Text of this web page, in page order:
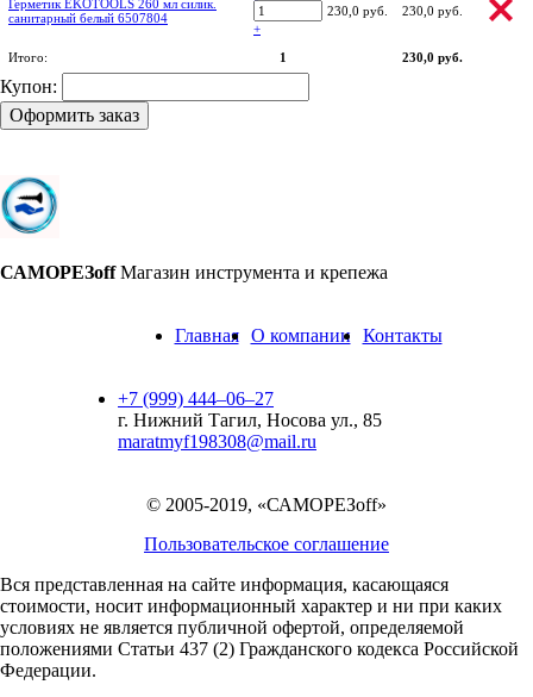
Герметик EKOTOOLS 260 мл силик.
санитарный белый 6507804
+
230,0 руб. 230,0 руб.
Итого: 1 230,0 руб.
Купон:
Оформить заказ
САМОРЕЗoff Магазин инструмента и крепежа
Главная О компании Контакты
+7 (999) 444‒06‒27
г. Нижний Тагил, Носова ул., 85
maratmyf198308@mail.ru
© 2005-2019, «САМОРЕЗoff»
Пользовательское соглашение
Вся представленная на сайте информация, касающаяся
стоимости, носит информационный характер и ни при каких
условиях не является публичной офертой, определяемой
положениями Статьи 437 (2) Гражданского кодекса Российской
Федерации.